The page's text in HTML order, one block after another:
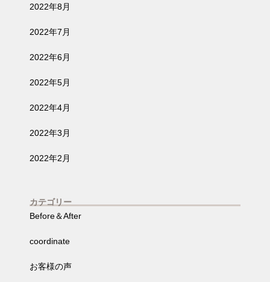
2022年8月
2022年7月
2022年6月
2022年5月
2022年4月
2022年3月
2022年2月
カテゴリー
Before＆After
coordinate
お客様の声